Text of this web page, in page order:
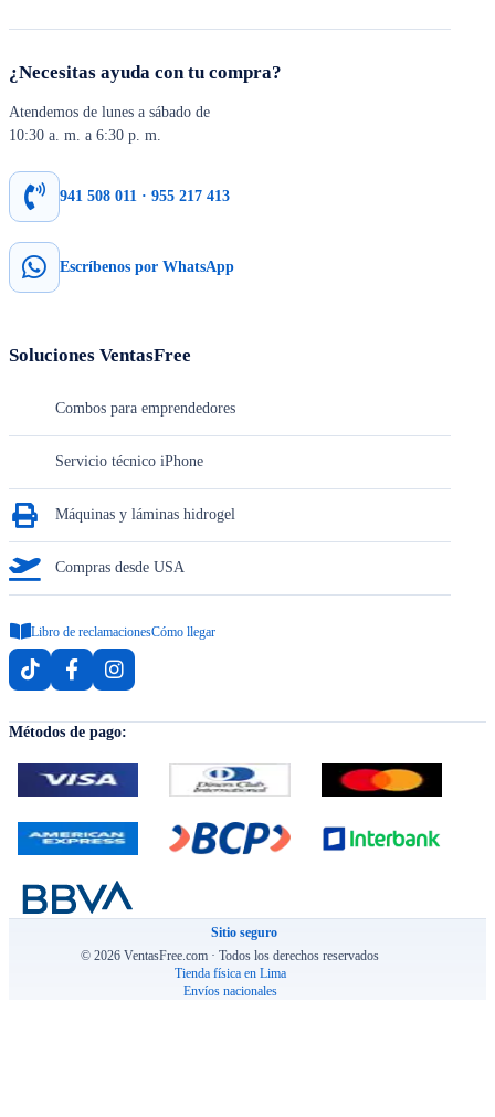
¿Necesitas ayuda con tu compra?
Atendemos de lunes a sábado de
10:30 a. m. a 6:30 p. m.
941 508 011 · 955 217 413
Escríbenos por WhatsApp
Soluciones VentasFree
Combos para emprendedores
Servicio técnico iPhone
Máquinas y láminas hidrogel
Compras desde USA
Libro de reclamacionesCómo llegar
Métodos de pago:
Sitio seguro
© 2026 VentasFree.com · Todos los derechos reservados
Tienda física en Lima
Envíos nacionales